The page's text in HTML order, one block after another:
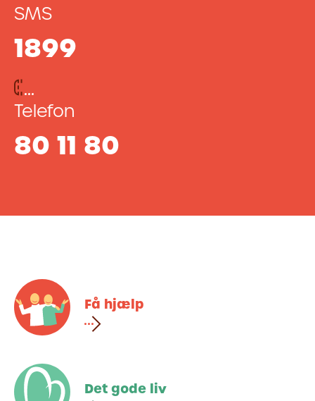
SMS
1899
Telefon
80 11 80
Få hjælp
Det gode liv